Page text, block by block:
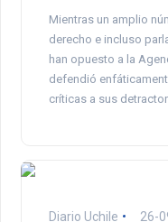
Mientras un amplio
derecho e incluso
han opuesto a la
defendió
críticas a sus
Diario Uchile 26-